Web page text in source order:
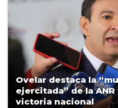
Ovelar destaca la
ejercitada” de la
victoria nacional